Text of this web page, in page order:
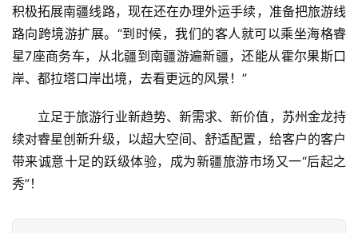
积极拓展南疆线路，现在还在办理外运手续，准备把旅游线
路向跨境游扩展。“到时候，我们的客人就可以乘坐海格睿
星7座商务车，从北疆到南疆游遍新疆，还能从霍尔果斯口
岸、都拉塔口岸出境，去看更远的风景！”
立足于旅游行业新趋势、新需求、新价值，苏州金龙持
续对睿星创新升级，以超大空间、舒适配置，给客户的客户
带来诚意十足的跃级体验，成为新疆旅游市场又一“后起之
秀”！